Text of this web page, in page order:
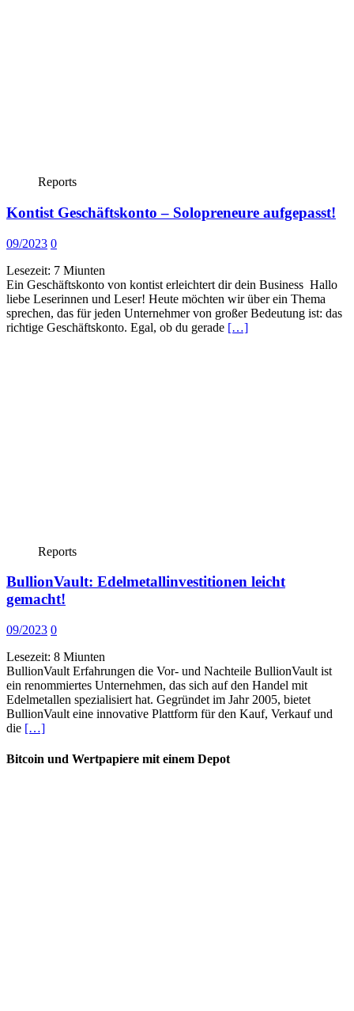
Reports
Kontist Geschäftskonto – Solopreneure aufgepasst!
09/2023 0
Lesezeit: 7 Miunten
Ein Geschäftskonto von kontist erleichtert dir dein Business Hallo
liebe Leserinnen und Leser! Heute möchten wir über ein Thema
sprechen, das für jeden Unternehmer von großer Bedeutung ist: das
richtige Geschäftskonto. Egal, ob du gerade […]
Reports
BullionVault: Edelmetallinvestitionen leicht
gemacht!
09/2023 0
Lesezeit: 8 Miunten
BullionVault Erfahrungen die Vor- und Nachteile BullionVault ist
ein renommiertes Unternehmen, das sich auf den Handel mit
Edelmetallen spezialisiert hat. Gegründet im Jahr 2005, bietet
BullionVault eine innovative Plattform für den Kauf, Verkauf und
die […]
Bitcoin und Wertpapiere mit einem Depot